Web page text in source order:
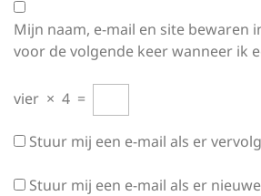
Mijn naam, e-mail en site bewaren
voor de volgende keer wanneer ik
vier × 4 =
Stuur mij een e-mail als er
Stuur mij een e-mail als er